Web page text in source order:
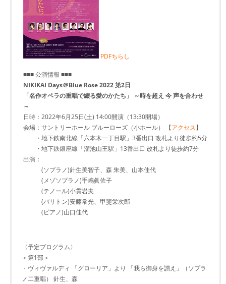
PDFちらし
■■■ 公演情報 ■■■
NIKIKAI Days＠Blue Rose 2022 第2日
「名作オペラの重唱で綴る愛のかたち」 ～時を超え 今 声を合わせ
～
日時：2022年6月25日(土) 14:00開演（13:30開場）
会場：サントリーホール ブルーローズ（小ホール） 【アクセス】
・地下鉄南北線「六本木一丁目駅」3番出口 改札より徒歩約5分
・地下鉄銀座線「溜池山王駅」13番出口 改札より徒歩約7分
出演：
(ソプラノ)針生美智子、森 朱美、山本佳代
(メゾソプラノ)手嶋眞佐子
(テノール)小貫岩夫
(バリトン)安藤常光、甲斐栄次郎
(ピアノ)山口佳代
〈予定プログラム〉
＜第1部＞
・ヴィヴァルディ 「グローリア」より 「我ら御身を讃え」（ソプラ
ノ二重唱） 針生、森